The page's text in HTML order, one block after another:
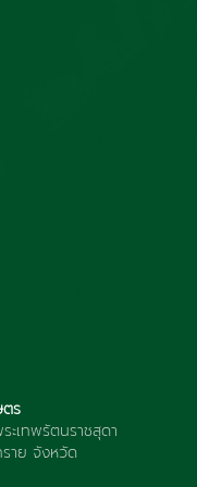
ตร
ะเทพรัตนราชสุดา
าย จังหวัด